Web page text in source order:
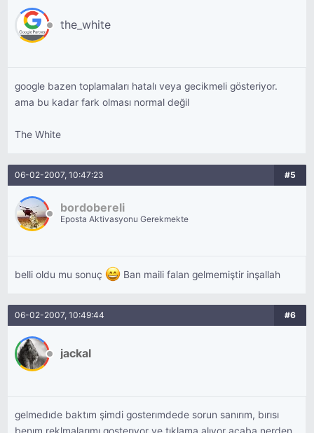
the_white
google bazen toplamaları hatalı veya gecikmeli gösteriyor.
ama bu kadar fark olması normal değil
The White
06-02-2007, 10:47:23 #5
bordobereli
Eposta Aktivasyonu Gerekmekte
belli oldu mu sonuç Ban maili falan gelmemiştir inşallah
06-02-2007, 10:49:44 #6
jackal
gelmedıde baktım şimdi gosterımdede sorun sanırım, bırısı